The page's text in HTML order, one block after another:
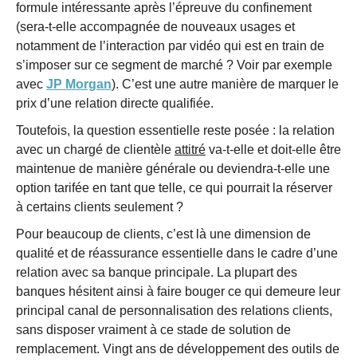
formule intéressante après l’épreuve du confinement
(sera-t-elle accompagnée de nouveaux usages et
notamment de l’interaction par vidéo qui est en train de
s’imposer sur ce segment de marché ? Voir par exemple
avec JP Morgan). C’est une autre manière de marquer le
prix d’une relation directe qualifiée.
Toutefois, la question essentielle reste posée : la relation
avec un chargé de clientèle attitré va-t-elle et doit-elle être
maintenue de manière générale ou deviendra-t-elle une
option tarifée en tant que telle, ce qui pourrait la réserver
à certains clients seulement ?
Pour beaucoup de clients, c’est là une dimension de
qualité et de réassurance essentielle dans le cadre d’une
relation avec sa banque principale. La plupart des
banques hésitent ainsi à faire bouger ce qui demeure leur
principal canal de personnalisation des relations clients,
sans disposer vraiment à ce stade de solution de
remplacement. Vingt ans de développement des outils de